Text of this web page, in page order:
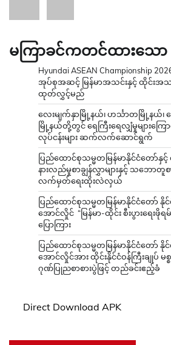
မကြာခင်ကတင်ထားသော
Hyundai ASEAN Championship
အုပ်စုအဆင့် မြန်မာအသင်းနှင့် ထိုင်း
ထုတ်လွှင့်မည်
လေးမျက်နှာမြို့နယ်၊ ဟင်္သာတမြို့နယ်၊
မြို့နယ်တို့တွင် ရေကြီးရေလျှံမှုများက
လုပ်ငန်းများ ဆက်လက်ဆောင်ရွက်
ပြည်ထောင်စုသမ္မတမြန်မာနိုင်ငံတော်နှ
နားလည်မှုစာချွန်လွှာများနှင့် သဘောတူစ
လက်မှတ်ရေးထိုးလဲလှယ်
ပြည်ထောင်စုသမ္မတမြန်မာနိုင်ငံတော် နို
အောင်လှိုင် “မြန်မာ-ထိုင်း စီးပွားရေး
ပြောကြား
ပြည်ထောင်စုသမ္မတမြန်မာနိုင်ငံတော် နို
အောင်လှိုင်အား ထိုင်းနိုင်ငံဝန်ကြီးချုပ်
ဂုဏ်ပြုညစာစားပွဲဖြင့် တည်ခင်းဧည့်ခံ
Direct Download APK